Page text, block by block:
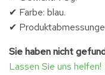
✔ Farbe: blau.
✔
Sie haben nicht
Lassen Sie uns helfen!